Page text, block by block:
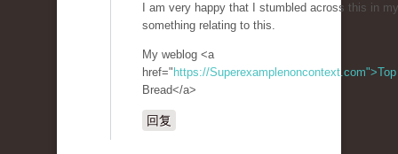
I am very happy that I stumbled across this in
something relating to this.
My weblog <a
href=" https://Superexamplenoncontext.com">Top
Bread</a>
回复